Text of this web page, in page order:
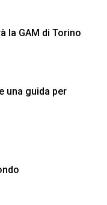
la GAM di Torino
una guida per